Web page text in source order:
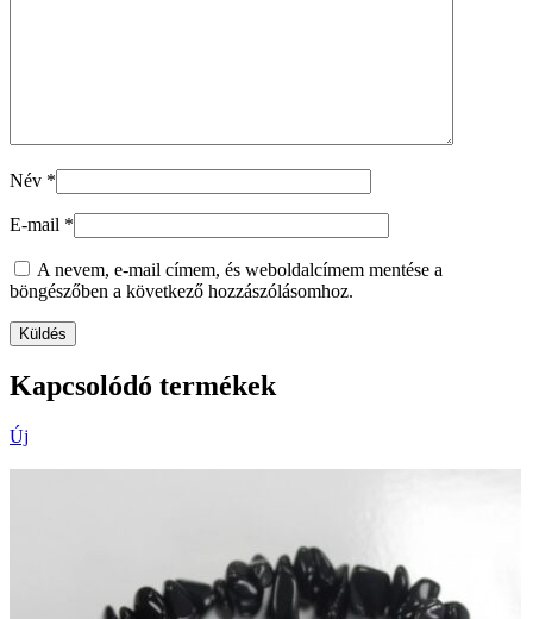
Név *
E-mail *
A nevem, e-mail címem, és weboldalcímem mentése a
böngészőben a következő hozzászólásomhoz.
Kapcsolódó termékek
Új